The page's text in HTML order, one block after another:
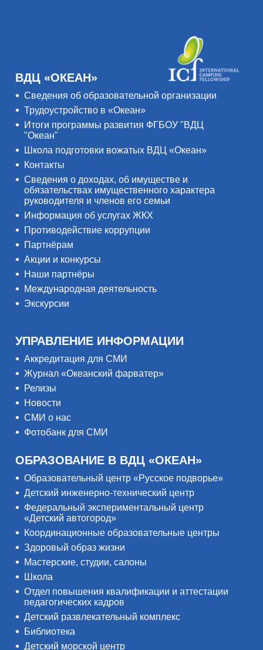
ВДЦ «ОКЕАН»
Сведения об образовательной организации
Трудоустройство в «Океан»
Итоги программы развития ФГБОУ "ВДЦ
"Океан"
Школа подготовки вожатых ВДЦ «Океан»
Контакты
Сведения о доходах, об имуществе и
обязательствах имущественного характера
руководителя и членов его семьи
Информация об услугах ЖКХ
Противодействие коррупции
Партнёрам
Акции и конкурсы
Наши партнёры
Международная деятельность
Экскурсии
УПРАВЛЕНИЕ ИНФОРМАЦИИ
Аккредитация для СМИ
Журнал «Океанский фарватер»
Релизы
Новости
СМИ о нас
Фотобанк для СМИ
ОБРАЗОВАНИЕ В ВДЦ «ОКЕАН»
Образовательный центр «Русское подворье»
Детский инженерно-технический центр
Федеральный экспериментальный центр
«Детский автогород»
Координационные образовательные центры
Здоровый образ жизни
Мастерские, студии, салоны
Школа
Отдел повышения квалификации и аттестации
педагогических кадров
Детский развлекательный комплекс
Библиотека
Детский морской центр